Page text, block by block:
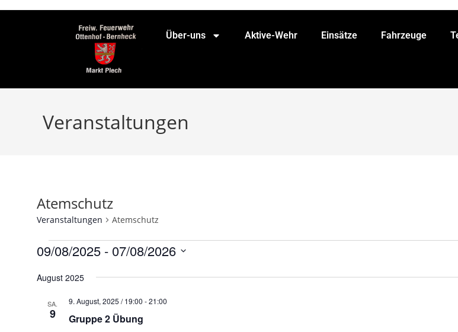
Über-uns Aktive-Wehr Einsätze Fahrzeuge
Veranstaltungen
Atemschutz
Veranstaltungen Atemschutz
09/08/2025 - 07/08/2026
a
August 2025
SA.
9 Gruppe 2 Übung
9. August, 2025 / 19:00 -21:00